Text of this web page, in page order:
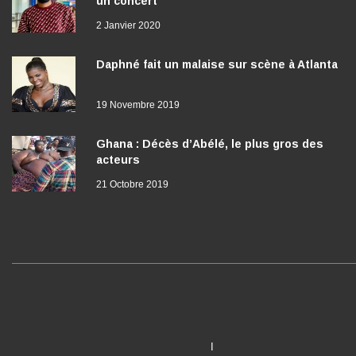
2 Janvier 2020
Daphné fait un malaise sur scène à Atlanta
19 Novembre 2019
Ghana : Décès d’Abélé, le plus gros des
acteurs
21 Octobre 2019
I